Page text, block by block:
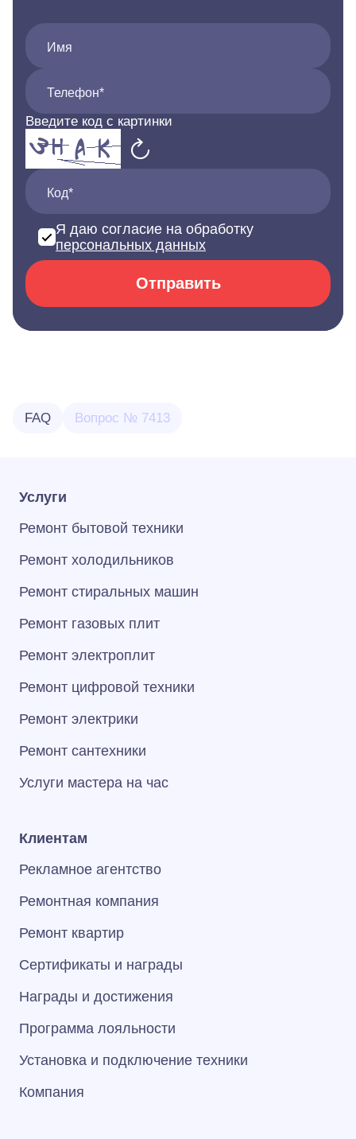
Имя
Телефон*
Введите код с картинки
Код*
Я даю согласие на обработку
персональных данных
Отправить
FAQ Вопрос № 7413
Услуги
Ремонт бытовой техники
Ремонт холодильников
Ремонт стиральных машин
Ремонт газовых плит
Ремонт электроплит
Ремонт цифровой техники
Ремонт электрики
Ремонт сантехники
Услуги мастера на час
Клиентам
Рекламное агентство
Ремонтная компания
Ремонт квартир
Сертификаты и награды
Награды и достижения
Программа лояльности
Установка и подключение техники
Компания